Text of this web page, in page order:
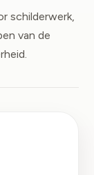
schilderwerk,
van de